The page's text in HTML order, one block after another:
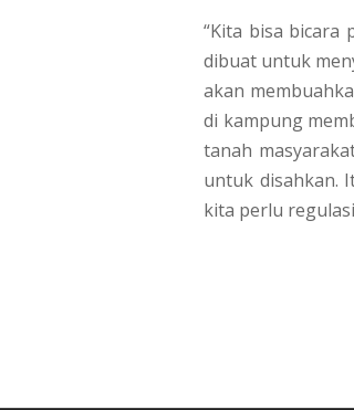
“Kita bisa bicara
dibuat untuk
akan
di kampung
tanah
untuk disahkan.
kita perlu